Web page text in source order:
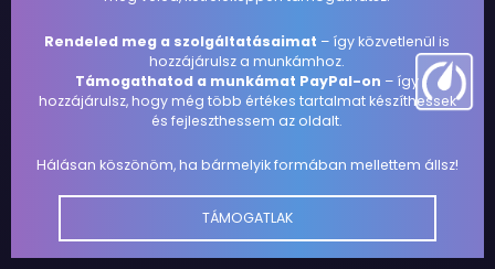
Rendeled meg a szolgáltatásaimat – így közvetlenül is
hozzájárulsz a munkámhoz.
Támogathatod a munkámat PayPal-on – így
hozzájárulsz, hogy még több értékes tartalmat készíthessek
és fejleszthessem az oldalt.
Hálásan köszönöm, ha bármelyik formában mellettem állsz!
TÁMOGATLAK